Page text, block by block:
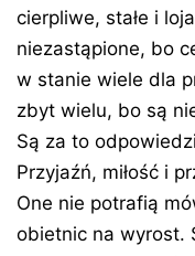
cierpliwe, stałe i
niezastąpione, bo
w stanie wiele dla
zbyt wielu, bo są
Są za to
Przyjaźń, miłość i
One nie potrafią
obietnic na wyrost.